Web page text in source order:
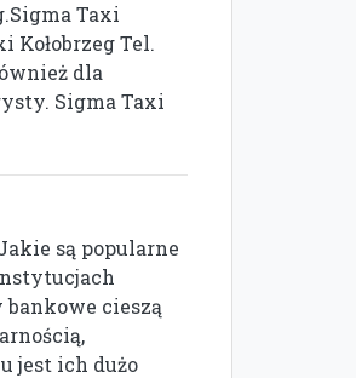
Taxi
Kołobrzeg Tel.
dla
Sigma Taxi
są popularne
cieszą
jest ich dużo